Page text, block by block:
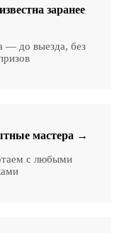
заранее
— до выезда, без
мастера →
с любыми